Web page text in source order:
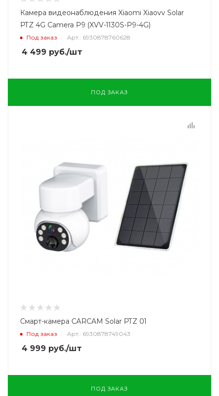
Камера видеонаблюдения Xiaomi Xiaovv Solar
PTZ 4G Camera P9 (XVV-1130S-P9-4G)
Под заказ Арт.: 6930878760628
4 499 руб./шт
ПОД ЗАКАЗ
Смарт-камера CARCAM Solar PTZ 01
Под заказ Арт.: 6930878749043
4 999 руб./шт
ПОД ЗАКАЗ